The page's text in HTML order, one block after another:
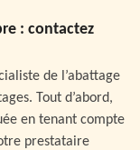
: contactez
de l’abattage
Tout d’abord,
en tenant compte
prestataire